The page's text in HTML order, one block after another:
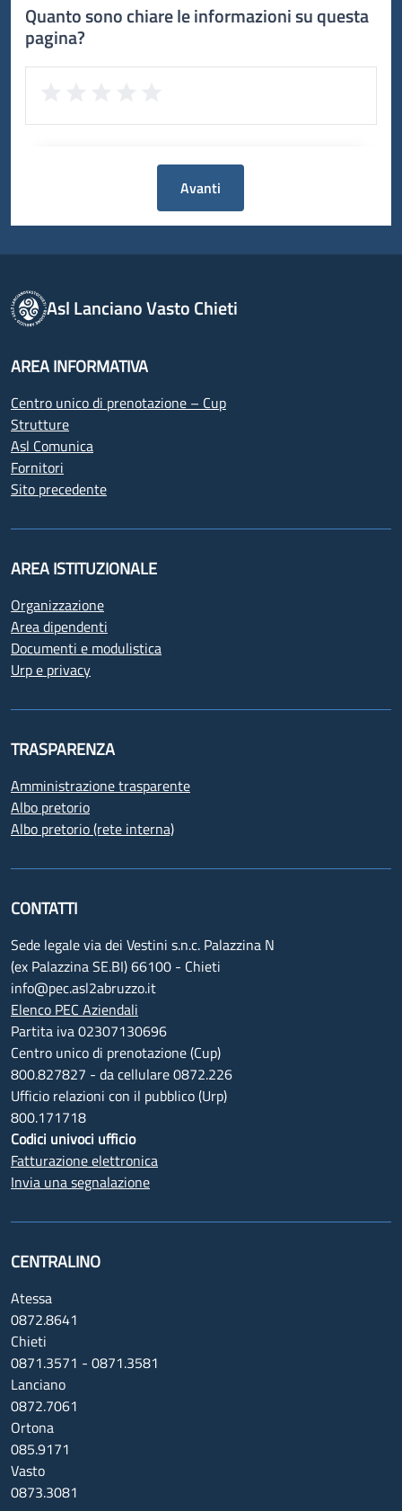
Quanto sono chiare le informazioni su questa
pagina?
Avanti
Asl Lanciano Vasto Chieti
AREA INFORMATIVA
Centro unico di prenotazione – Cup
Strutture
Asl Comunica
Fornitori
Sito precedente
AREA ISTITUZIONALE
Organizzazione
Area dipendenti
Documenti e modulistica
Urp e privacy
TRASPARENZA
Amministrazione trasparente
Albo pretorio
Albo pretorio (rete interna)
CONTATTI
Sede legale via dei Vestini s.n.c. Palazzina N
(ex Palazzina SE.BI) 66100 - Chieti
info@pec.asl2abruzzo.it
Elenco PEC Aziendali
Partita iva 02307130696
Centro unico di prenotazione (Cup)
800.827827 - da cellulare 0872.226
Ufficio relazioni con il pubblico (Urp)
800.171718
Codici univoci ufficio
Fatturazione elettronica
Invia una segnalazione
CENTRALINO
Atessa
0872.8641
Chieti
0871.3571 - 0871.3581
Lanciano
0872.7061
Ortona
085.9171
Vasto
0873.3081